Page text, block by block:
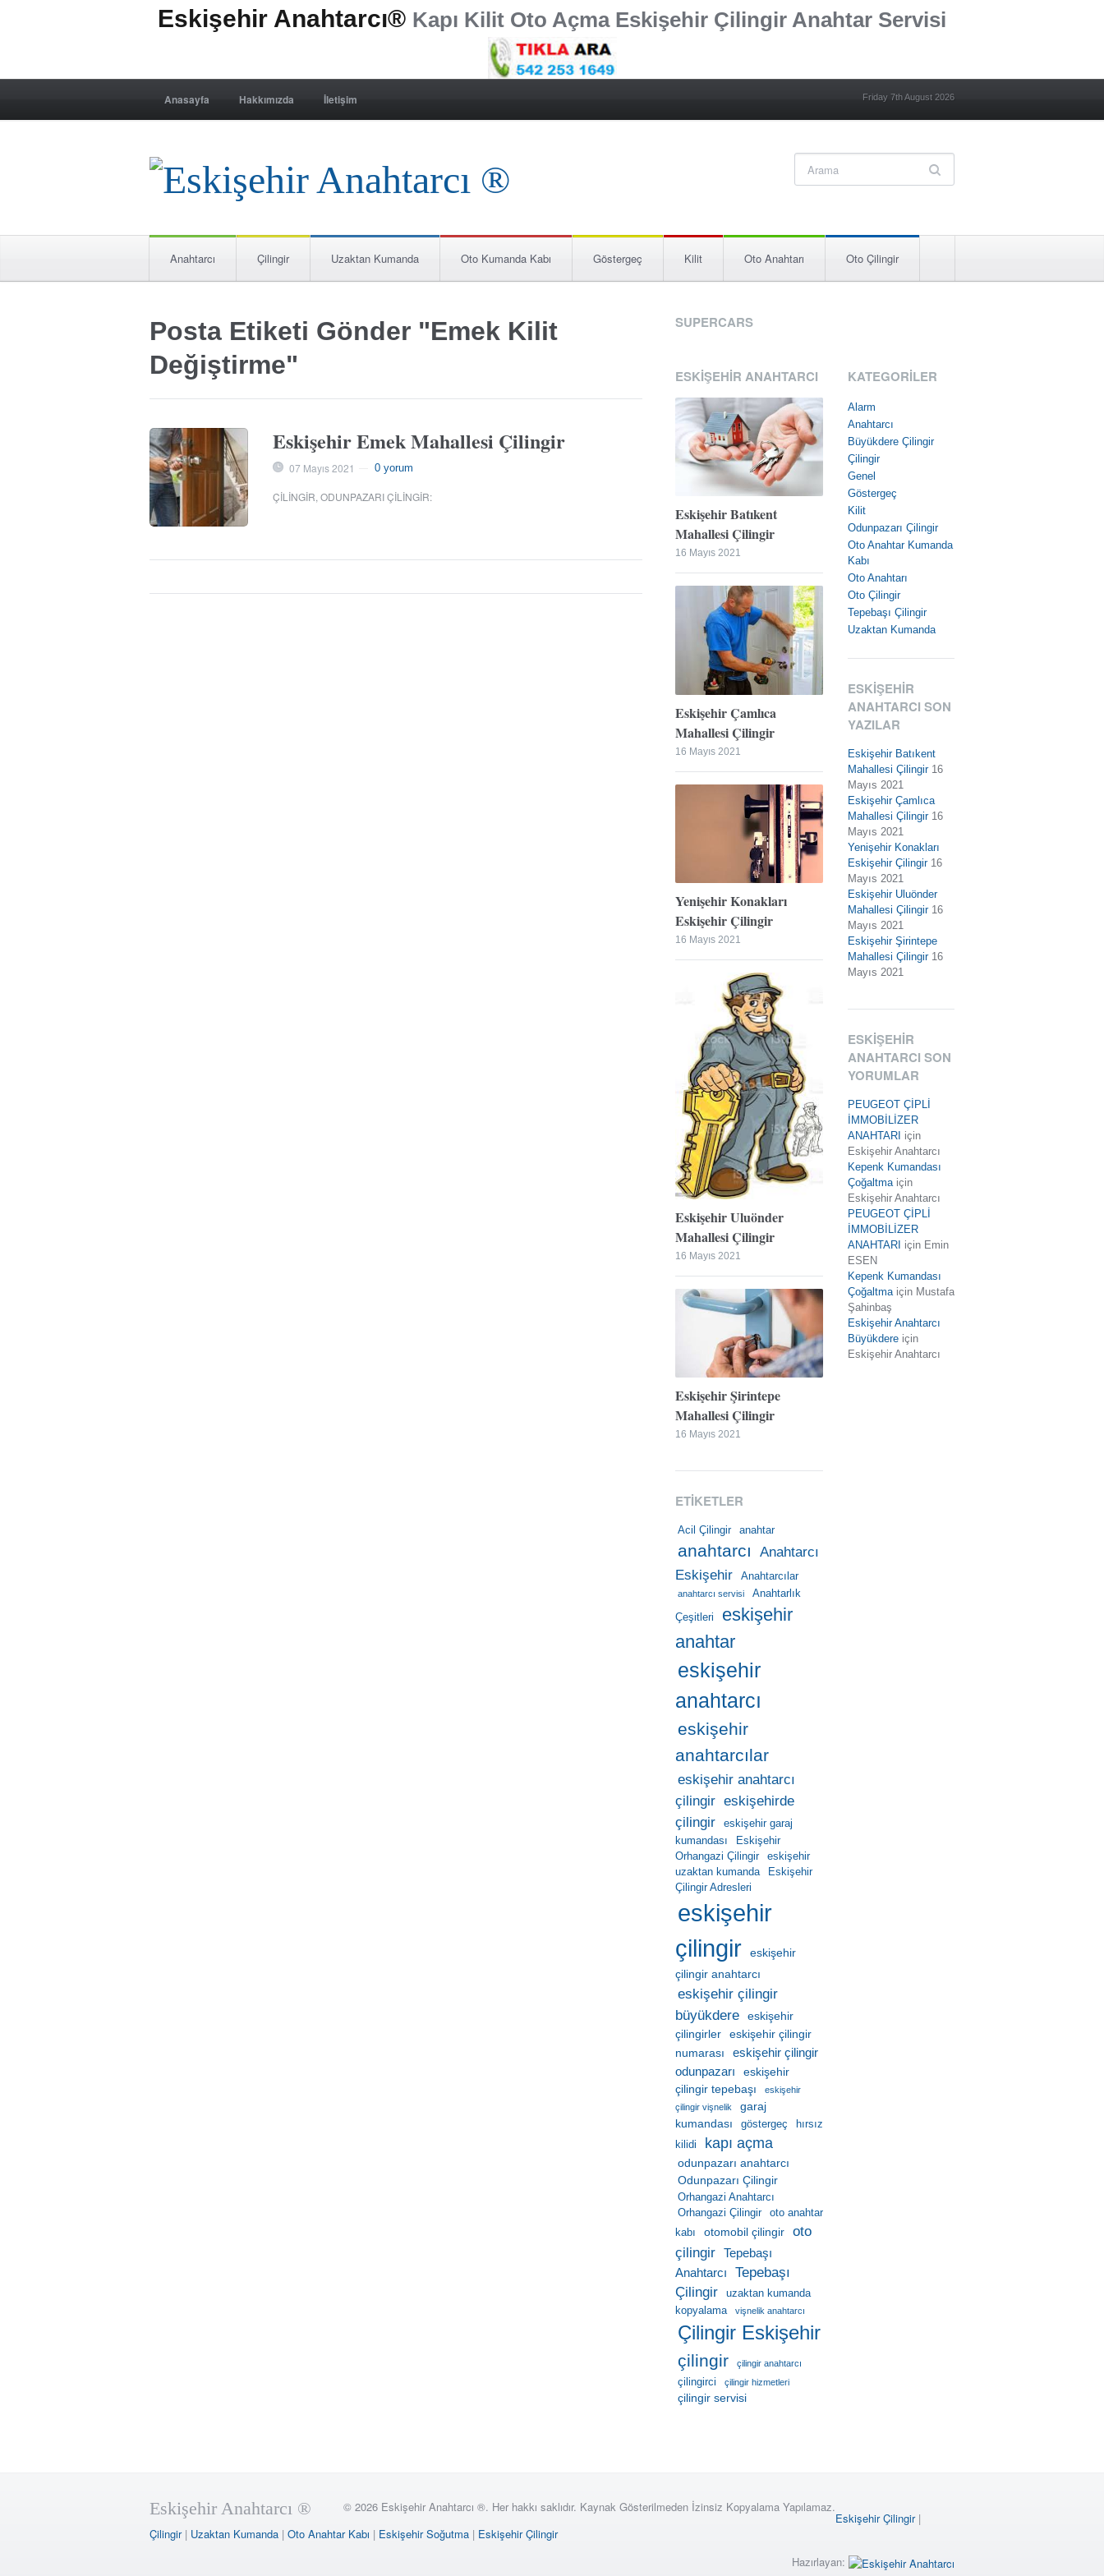
Eskişehir Anahtarcı® Kapı Kilit Oto Açma Eskişehir Çilingir Anahtar Servisi
Anasayfa Hakkımızda İletişim Friday 7th August 2026
Anahtarcı Çilingir Uzaktan Kumanda Oto Kumanda Kabı Göstergeç Kilit Oto Anahtarı Oto Çilingir
Posta Etiketi Gönder "Emek Kilit
Değiştirme"
Eskişehir Emek Mahallesi Çilingir
07 Mayıs 2021 0 yorum
ÇILINGIR,ODUNPAZARI ÇILINGIR:
SUPERCARS
ESKIŞEHIR ANAHTARCI
Eskişehir Batıkent
Mahallesi Çilingir
16 Mayıs 2021
Eskişehir Çamlıca
Mahallesi Çilingir
16 Mayıs 2021
Yenişehir Konakları
Eskişehir Çilingir
16 Mayıs 2021
Eskişehir Uluönder
Mahallesi Çilingir
16 Mayıs 2021
Eskişehir Şirintepe
Mahallesi Çilingir
16 Mayıs 2021
ETIKETLER
Acil Çilingir anahtar
anahtarcı Anahtarcı
Eskişehir
Anahtarcılar
anahtarcı servisi Anahtarlık
Çeşitleri
eskişehir
anahtar
eskişehir
anahtarcı
eskişehir
anahtarcılar
eskişehir anahtarcı
çilingir eskişehirde
çilingir
eskişehir garaj
kumandası
Eskişehir
Orhangazi Çilingir
eskişehir
uzaktan kumanda
Eskişehir
Çilingir Adresleri
eskişehir
çilingir
eskişehir
çilingir anahtarcı
eskişehir çilingir
büyükdere
eskişehir
çilingirler
eskişehir çilingir
numarası
eskişehir çilingir
odunpazarı
eskişehir
çilingir tepebaşı
eskişehir
çilingir vişnelik
garaj
kumandası
göstergeç
hırsız
kilidi
kapı açma
odunpazarı anahtarcı
Odunpazarı Çilingir
Orhangazi Anahtarcı
Orhangazi Çilingir
oto anahtar
kabı
otomobil çilingir
oto
çilingir Tepebaşı
Anahtarcı
Tepebaşı
Çilingir
uzaktan kumanda
kopyalama
vişnelik anahtarcı
Çilingir Eskişehir
çilingir çilingir anahtarcı
çilingirci çilingir hizmetleri
çilingir servisi
KATEGORILER
Alarm
Anahtarcı
Büyükdere Çilingir
Çilingir
Genel
Göstergeç
Kilit
Odunpazarı Çilingir
Oto Anahtar Kumanda
Kabı
Oto Anahtarı
Oto Çilingir
Tepebaşı Çilingir
Uzaktan Kumanda
ESKIŞEHIR
ANAHTARCI SON
YAZILAR
Eskişehir Batıkent
Mahallesi Çilingir 16
Mayıs 2021
Eskişehir Çamlıca
Mahallesi Çilingir 16
Mayıs 2021
Yenişehir Konakları
Eskişehir Çilingir 16
Mayıs 2021
Eskişehir Uluönder
Mahallesi Çilingir 16
Mayıs 2021
Eskişehir Şirintepe
Mahallesi Çilingir 16
Mayıs 2021
ESKIŞEHIR
ANAHTARCI SON
YORUMLAR
PEUGEOT ÇİPLİ
İMMOBİLİZER
ANAHTARI için
Eskişehir Anahtarcı
Kepenk Kumandası
Çoğaltmaiçin
Eskişehir Anahtarcı
PEUGEOT ÇİPLİ
İMMOBİLİZER
ANAHTARI için Emin
ESEN
Kepenk Kumandası
Çoğaltmaiçin Mustafa
Şahinbaş
Eskişehir Anahtarcı
Büyükdere için
Eskişehir Anahtarcı
Eskişehir Anahtarcı ® © 2026 Eskişehir Anahtarcı ®. Her hakkı saklıdır. Kaynak Gösterilmeden İzinsiz Kopyalama Yapılamaz.
Eskişehir Çilingir|
Çilingir| Uzaktan Kumanda | Oto Anahtar Kabı | Eskişehir Soğutma | Eskişehir Çilingir
Hazırlayan: